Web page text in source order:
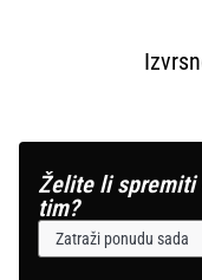
Želite li
tim?
Zatraži ponudu sada